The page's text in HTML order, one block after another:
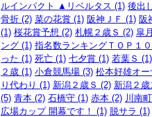
ルインパクト ▲リベルタス (1) 後出
骨折 (2) 菜の花賞 (1) 阪神ＪＦ (1) 阪
(1) 桜花賞予想 (2) 札幌２歳Ｓ (2) 皐
ング (1) 指名数ランキングＴＯＰ１
った (1) 死亡 (1) 七夕賞 (1) 若葉Ｓ (1)
２歳 (1) 小倉競馬場 (3) 松本好雄オー
り代わり (1) 新潟２歳Ｓ (2) 新潟２
(5) 青本 (2) 石橋守 (1) 赤本 (2) 川南
広場カップ 開幕です！ (1) 脱サラ (1)